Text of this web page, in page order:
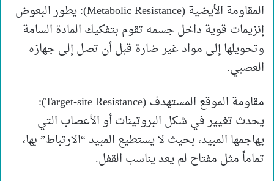
​المقاومة الأيضية (Metabolic Resistance): يطور البعوض
إنزيمات قوية داخل جسمه تقوم بتفكيك المادة السامة
وتحويلها إلى مواد غير ضارة قبل أن تصل إلى جهازه
العصبي.
​مقاومة الموقع المستهدف (Target-site Resistance):
يحدث تغيير في شكل البروتينات أو الأعصاب التي
يهاجمها المبيد، بحيث لا يستطيع المبيد “الارتباط” بها،
تماماً مثل مفتاح لم يعد يناسب القفل.